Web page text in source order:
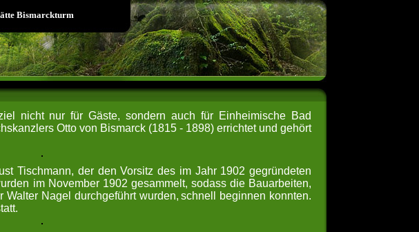
Bismarckturm
nicht nur für Gäste, sondern auch für Einheimische Bad
Otto von Bismarck (1815 - 1898) errichtet und gehört
Tischmann, der den Vorsitz des im Jahr 1902 gegründeten
im November 1902 gesammelt, sodass die Bauarbeiten,
Walter Nagel durchgeführt wurden, schnell beginnen konnten.